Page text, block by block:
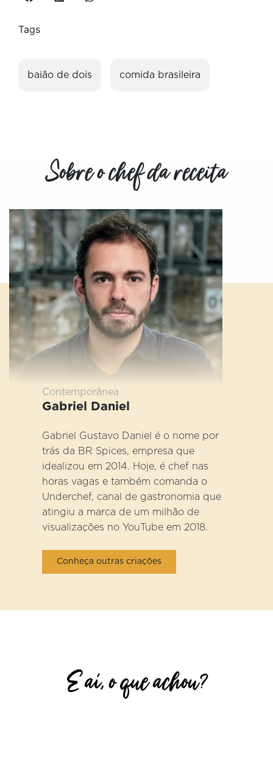
Tags
baião de dois comida brasileira
Sobre o chef da receita
Contemporânea
Gabriel Daniel
Gabriel Gustavo Daniel é o nome por
trás da BR Spices, empresa que
idealizou em 2014. Hoje, é chef nas
horas vagas e também comanda o
Underchef, canal de gastronomia que
atingiu a marca de um milhão de
visualizações no YouTube em 2018.
Conheça outras criações
E aí, o que achou?